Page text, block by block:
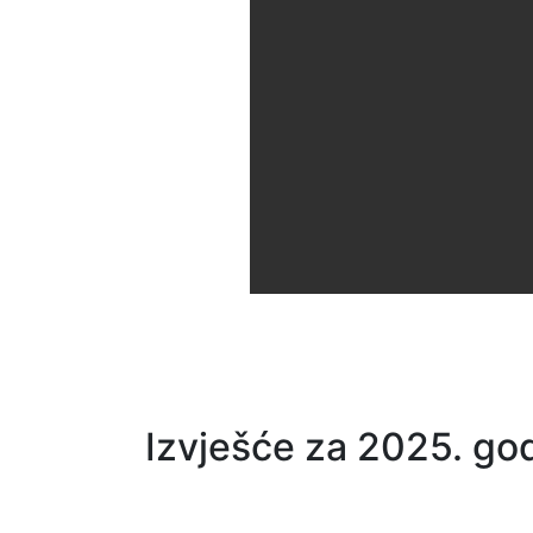
Izvješće za 2025.